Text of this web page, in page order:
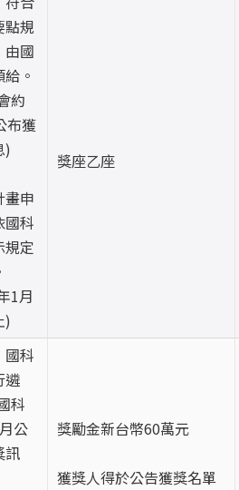
點規
由國
。
約
布獲
)
畫申
國科
規定
1月
)
獎座乙座
國科
遴
科
公
訊
獎勵金新台幣60萬元
獲獎人得於公告獲獎名單